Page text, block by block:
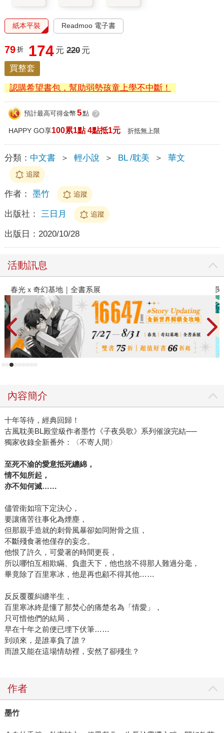
紙本平裝 Readmoo 電子書
79 折 174 元 220 元
買整套
認購希望書包，幫助弱勢孩童上學不中斷！
預計最高可得金幣 5點 ?
HAPPY GO享100累1點 4點抵1元 折抵無上限
分類： 中文書 ＞ 輕小說 ＞ BL /耽美 ＞ 華文
追蹤
作者： 墨竹 追蹤
出版社： 三日月 追蹤
出版日： 2020/10/28
活動訊息
春光ｘ奇幻基地｜全書系展
內容簡介
十年等待，經典回歸！
古風耽美BL殿堂級作者墨竹《子夜吳歌》系列催淚完結──
獨家收錄全新番外：〈不寄人間〉
至死不渝的愛意抵死纏綿，
情不知所起，
亦不知何滅……
儘管衛如瑄下定決心，
要讓痛苦往事化為煙塵，
但那親手造就的刺骨風暴卻如同附骨之疽，
不斷殘食著他僅存的妄念。
他恨了許久，可愛著的時間更長，
所以哪怕互相欺瞞、負盡天下，他也捨不得那人難過分毫，
畢竟除了百里寒冰，他是再也顧不得其他……
反反覆覆糾纏半生，
百里寒冰終是懂了那焚心的痛楚名為「情愛」，
只可惜他們的結局，
早在十年之前便已埋下伏筆……
到頭來，是誰辜負了誰？
而誰又能在這場情劫裡，安然了卻殘生？
作者
墨竹